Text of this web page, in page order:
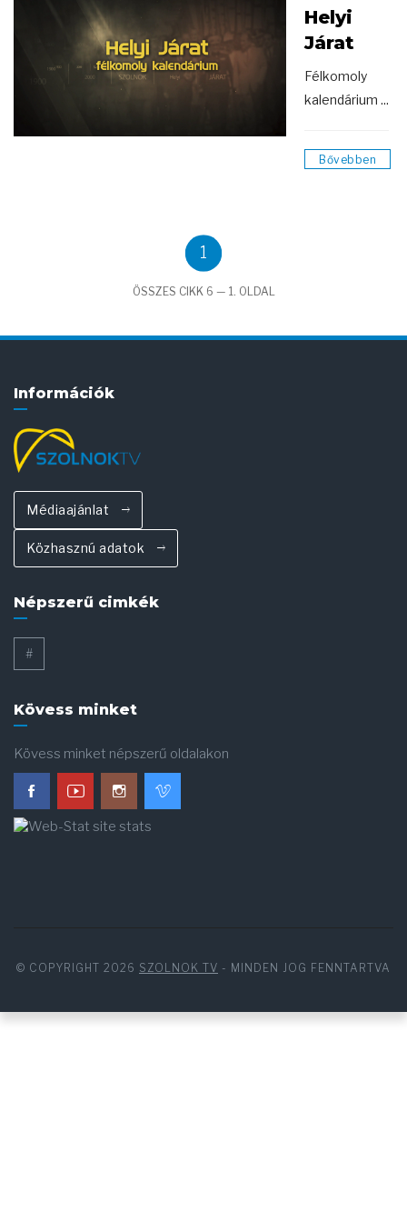
Helyi
Járat
Félkomoly
kalendárium ...
Bővebben
1
ÖSSZES CIKK 6 — 1. OLDAL
Információk
Médiaajánlat
Közhasznú adatok
Népszerű cimkék
#
Kövess minket
Kövess minket népszerű oldalakon
© COPYRIGHT 2026 SZOLNOK TV - MINDEN JOG FENNTARTVA